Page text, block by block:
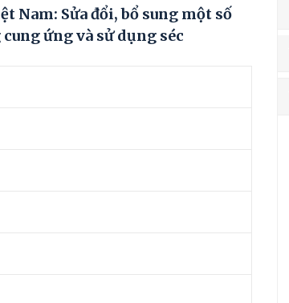
Nam: Sửa đổi, bổ sung một số
ứng và sử dụng séc